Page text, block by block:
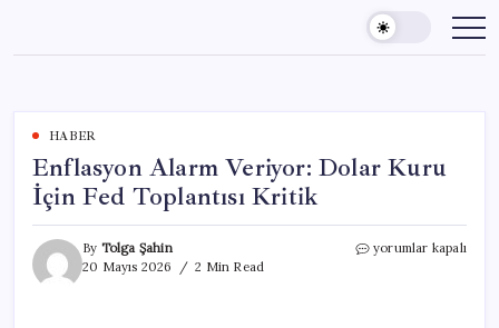
content
HABER
Enflasyon Alarm Veriyor: Dolar Kuru
İçin Fed Toplantısı Kritik
By Tolga Şahin
20 Mayıs 2026
2 Min Read
Enflasyon
yorumlar kapalı